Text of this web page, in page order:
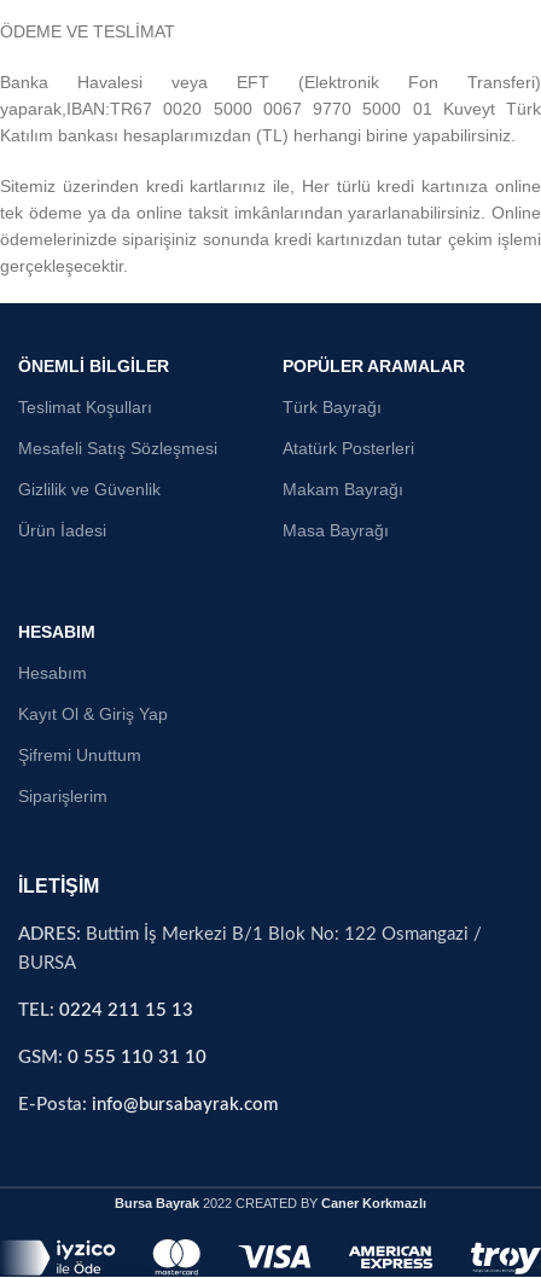
ÖDEME VE TESLİMAT
Banka Havalesi veya EFT (Elektronik Fon Transferi)
yaparak,IBAN:TR67 0020 5000 0067 9770 5000 01 Kuveyt Türk
Katılım bankası hesaplarımızdan (TL) herhangi birine yapabilirsiniz.
Sitemiz üzerinden kredi kartlarınız ile, Her türlü kredi kartınıza online
tek ödeme ya da online taksit imkânlarından yararlanabilirsiniz. Online
ödemelerinizde siparişiniz sonunda kredi kartınızdan tutar çekim işlemi
gerçekleşecektir.
ÖNEMLİ BİLGİLER
Teslimat Koşulları
Mesafeli Satış Sözleşmesi
Gizlilik ve Güvenlik
Ürün İadesi
POPÜLER ARAMALAR
Türk Bayrağı
Atatürk Posterleri
Makam Bayrağı
Masa Bayrağı
HESABIM
Hesabım
Kayıt Ol & Giriş Yap
Şifremi Unuttum
Siparişlerim
İLETİŞİM
ADRES: Buttim İş Merkezi B/1 Blok No: 122 Osmangazi /
BURSA
TEL: 0224 211 15 13
GSM: 0 555 110 31 10
E-Posta: info@bursabayrak.com
Bursa Bayrak 2022 CREATED BY Caner Korkmazlı